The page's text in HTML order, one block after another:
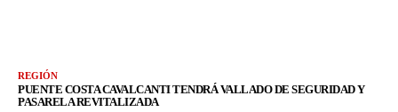
REGIÓN
PUENTE COSTA CAVALCANTI TENDRÁ VALLADO DE SEGURIDAD Y
PASARELA REVITALIZADA